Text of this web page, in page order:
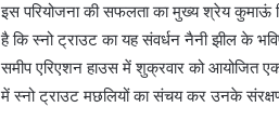
इस परियोजना की सफलता का मुख्य श्रेय कुमाऊं
है कि स्नो ट्राउट का यह संवर्धन नैनी झील के
समीप एरिएशन हाउस में शुक्रवार को आयोजित
में स्नो ट्राउट मछलियों का संचय कर उनके